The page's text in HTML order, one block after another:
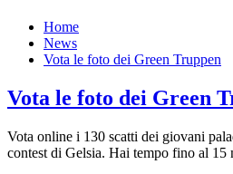
Home
News
Vota le foto dei Green Truppen
Vota le foto dei Green
Vota online i 130 scatti dei giovani
contest di Gelsia. Hai tempo fino al 15